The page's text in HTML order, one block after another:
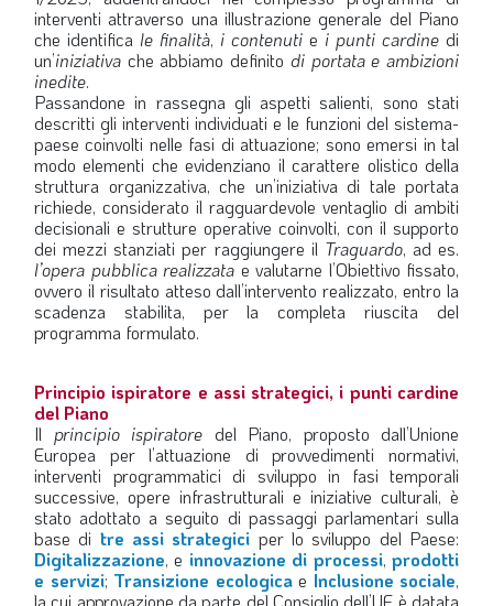
interventi attraverso una illustrazione generale del Piano
che identifica le finalità, i contenuti e i punti cardine di
un’iniziativa che abbiamo definito di portata e ambizioni
inedite.
Passandone in rassegna gli aspetti salienti, sono stati
descritti gli interventi individuati e le funzioni del sistema-
paese coinvolti nelle fasi di attuazione; sono emersi in tal
modo elementi che evidenziano il carattere olistico della
struttura organizzativa, che un’iniziativa di tale portata
richiede, considerato il ragguardevole ventaglio di ambiti
decisionali e strutture operative coinvolti, con il supporto
dei mezzi stanziati per raggiungere il Traguardo, ad es.
l’opera pubblica realizzata e valutarne l’Obiettivo fissato,
ovvero il risultato atteso dall’intervento realizzato, entro la
scadenza stabilita, per la completa riuscita del
programma formulato.
Principio ispiratore e assi strategici, i punti cardine
del Piano
Il principio ispiratore del Piano, proposto dall’Unione
Europea per l’attuazione di provvedimenti normativi,
interventi programmatici di sviluppo in fasi temporali
successive, opere infrastrutturali e iniziative culturali, è
stato adottato a seguito di passaggi parlamentari sulla
base di tre assi strategici per lo sviluppo del Paese:
Digitalizzazione, e innovazione di processi,prodotti
e servizi; Transizione ecologicae Inclusione sociale,
la cui approvazione da parte del Consiglio dell’UE è datata